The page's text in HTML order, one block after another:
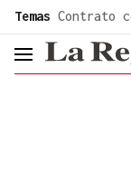
Temas Contrato
header.menu.open